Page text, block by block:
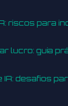
riscos para
lucro: guia
desafios